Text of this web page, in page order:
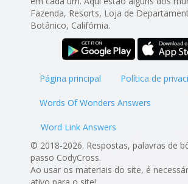
Fazenda, Resorts, Loja de
Botânico, Califórnia.
Página principal Política de
Words Of Wonders Answers
Word Link Answers
© 2018-2026. Respostas, palavras de
passo CodyCross.
Ao usar os materiais do site, é